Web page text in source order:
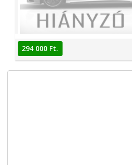
294 000 Ft.